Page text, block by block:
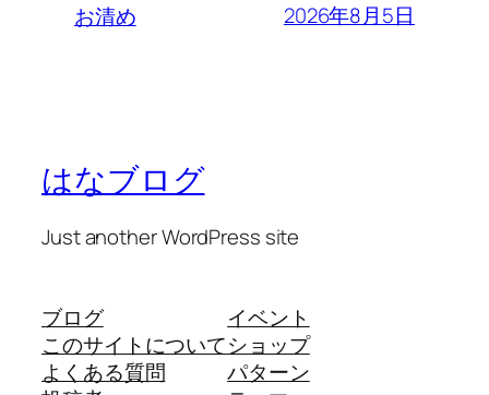
お清め 2026年8月5日
はなブログ
Just another WordPress site
ブログ
このサイトについて
よくある質問
イベント
ショップ
パターン